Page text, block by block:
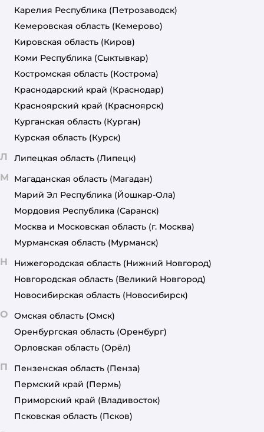
Карелия Республика (Петрозаводск)
Кемеровская область (Кемерово)
Кировская область (Киров)
Коми Республика (Сыктывкар)
Костромская область (Кострома)
Краснодарский край (Краснодар)
Красноярский край (Красноярск)
Курганская область (Курган)
Курская область (Курск)
Л Липецкая область (Липецк)
М Магаданская область (Магадан)
Марий Эл Республика (Йошкар-Ола)
Мордовия Республика (Саранск)
Москва и Московская область (г. Москва)
Мурманская область (Мурманск)
Н Нижегородская область (Нижний Новгород)
Новгородская область (Великий Новгород)
Новосибирская область (Новосибирск)
О Омская область (Омск)
Оренбургская область (Оренбург)
Орловская область (Орёл)
П Пензенская область (Пенза)
Пермский край (Пермь)
Приморский край (Владивосток)
Псковская область (Псков)